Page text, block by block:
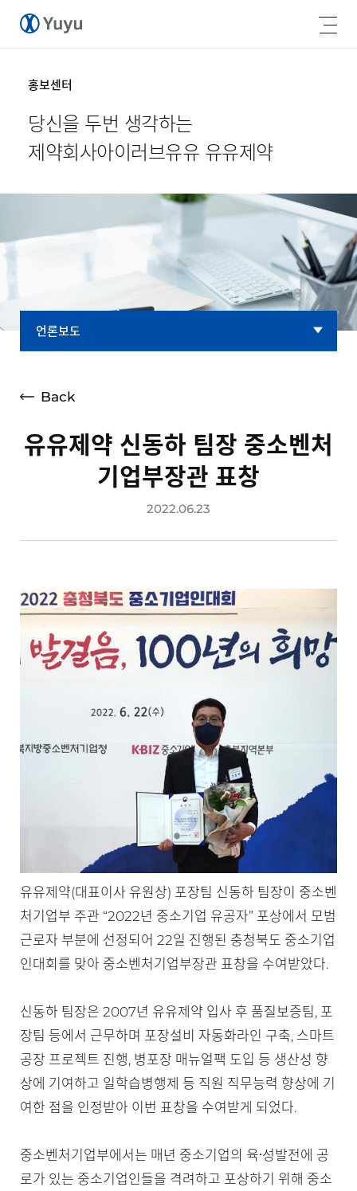
홍보센터
당신을 두번 생각하는
제약회사아이러브유유 유유제약
언론보도
광고소개
공지사항
Back
유유제약 신동하 팀장 중소벤처
기업부장관 표창
2022.06.23
유유제약(대표이사 유원상) 포장팀 신동하 팀장이 중소벤
처기업부 주관 “2022년 중소기업 유공자” 포상에서 모범
근로자 부분에 선정되어 22일 진행된 충청북도 중소기업
인대회를 맞아 중소벤처기업부장관 표창을 수여받았다.
신동하 팀장은 2007년 유유제약 입사 후 품질보증팀, 포
장팀 등에서 근무하며 포장설비 자동화라인 구축, 스마트
공장 프로젝트 진행, 병포장 매뉴얼팩 도입 등 생산성 향
상에 기여하고 일학습병행제 등 직원 직무능력 향상에 기
여한 점을 인정받아 이번 표창을 수여받게 되었다.
중소벤처기업부에서는 매년 중소기업의 육성〮발전에 공
로가 있는 중소기업인들을 격려하고 포상하기 위해 중소